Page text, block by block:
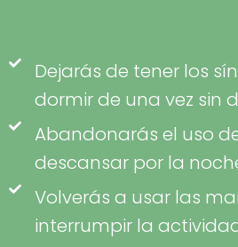
Dejarás de tener los
dormir de una vez sin
Abandonarás el uso
descansar por la
Volverás a usar las
interrumpir la